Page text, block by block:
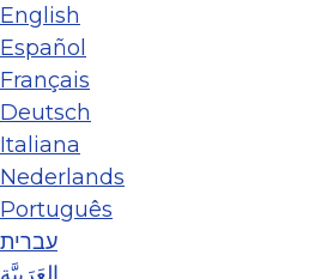
English
Español
Français
Deutsch
Italiana
Nederlands
Português
עברית